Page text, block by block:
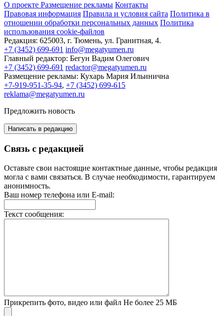
О проекте Размещение рекламы Контакты
Правовая информация Правила и условия сайта Политика в
отношении обработки персональных данных Политика
использования cookie-файлов
Редакция: 625003, г. Тюмень, ул. Гранитная, 4.
+7 (3452) 699-691 info@megatyumen.ru
Главный редактор: Бегун Вадим Олегович
+7 (3452) 699-691 redactor@megatyumen.ru
Размещение рекламы: Кухарь Мария Ильинична
+7-919-951-35-94, +7 (3452) 699-615
reklama@megatyumen.ru
Предложить новость
Написать в редакцию
Связь с редакцией
Оставьте свои настоящие контактные данные, чтобы редакция
могла с вами связаться. В случае необходимости, гарантируем
анонимность.
Ваш номер телефона или E-mail:
Текст сообщения:
Прикрепить фото, видео или файл Не более 25 МБ